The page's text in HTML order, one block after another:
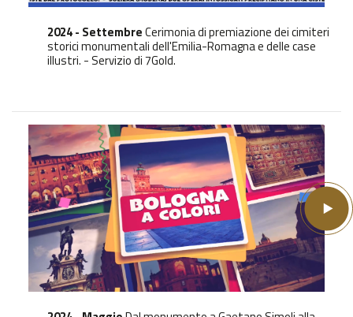
2024 - SettembreCerimonia di premiazione dei cimiteri
storici monumentali dell'Emilia-Romagna e delle case
illustri. - Servizio di 7Gold.